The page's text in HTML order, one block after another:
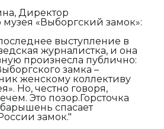
Директор
музея «Выборгский замок»:
выступление в
журналистка, и она
произнесла публично:
замка –
женскому коллективу
Но, честно говоря,
Это позор.Горсточка
спасает
замок."